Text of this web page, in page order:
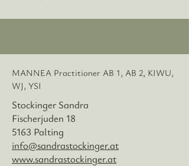
MANNEA Practitioner AB 1, AB 2, KIWU,
WJ, YSI
Stockinger Sandra
Fischerjuden 18
5163 Palting
info@sandrastockinger.at
www.sandrastockinger.at